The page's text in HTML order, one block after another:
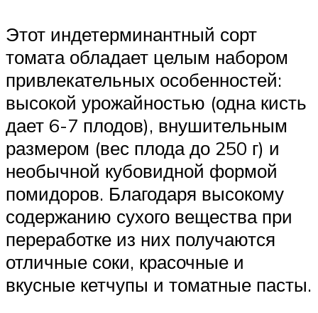
Этот индетерминантный сорт
томата обладает целым набором
привлекательных особенностей:
высокой урожайностью (одна кисть
дает 6-7 плодов), внушительным
размером (вес плода до 250 г) и
необычной кубовидной формой
помидоров. Благодаря высокому
содержанию сухого вещества при
переработке из них получаются
отличные соки, красочные и
вкусные кетчупы и томатные пасты.